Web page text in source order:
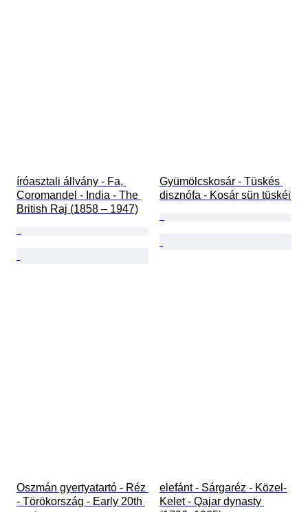
íróasztali állvány - Fa,
Coromandel - India - The
British Raj (1858 – 1947)
Gyümölcskosár - Tüskés
disznófa - Kosár sün tüskéi
Oszmán gyertyatartó - Réz
- Törökország - Early 20th
elefánt - Sárgaréz - Közel-
Kelet - Qajar dynasty